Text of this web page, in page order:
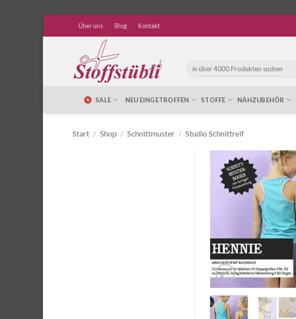
Über uns Blog Kontakt
Suche
nach:
SALE NEU EINGETROFFEN STOFFE NÄHZUBEHÖR
Start / Shop / Schnittmuster / Studio Schnittreif